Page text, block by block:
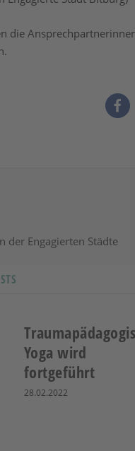
die
der Engagierten Städte
Yoga wird
fortgeführt
28.02.2022